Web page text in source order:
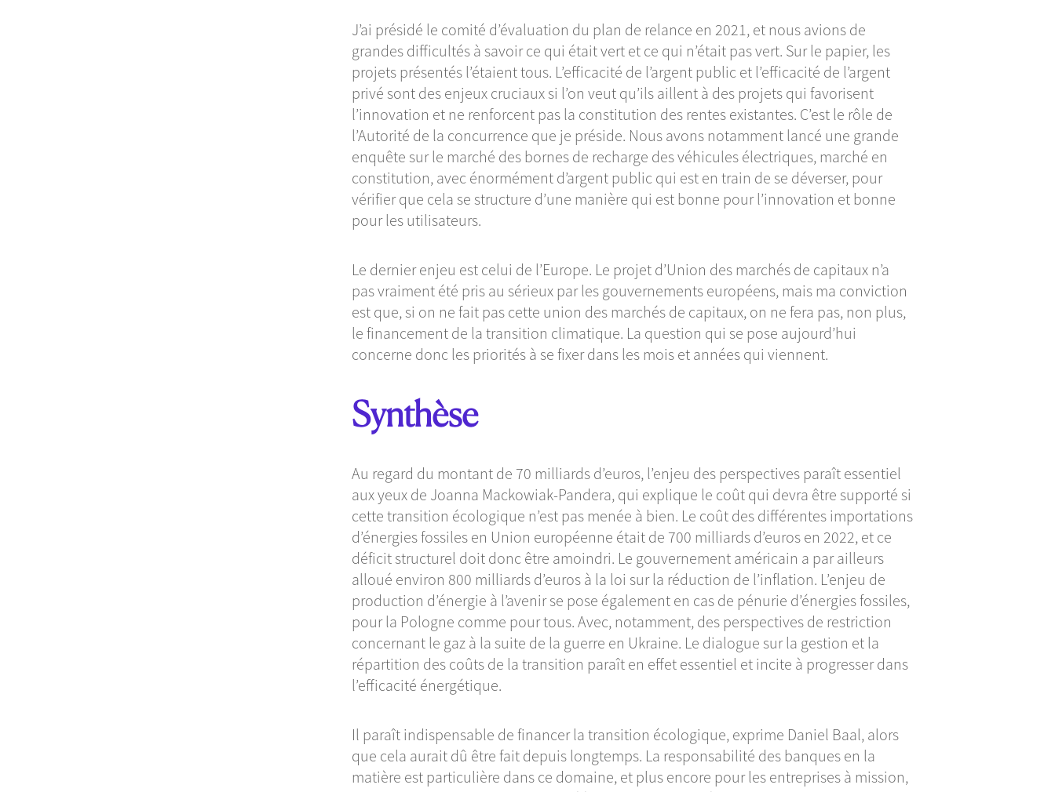
J’ai présidé le comité d’évaluation du plan de relance en 2021, et nous avions de
grandes difficultés à savoir ce qui était vert et ce qui n’était pas vert. Sur le papier, les
projets présentés l’étaient tous. L’efficacité de l’argent public et l’efficacité de l’argent
privé sont des enjeux cruciaux si l’on veut qu’ils aillent à des projets qui favorisent
l’innovation et ne renforcent pas la constitution des rentes existantes. C’est le rôle de
l’Autorité de la concurrence que je préside. Nous avons notamment lancé une grande
enquête sur le marché des bornes de recharge des véhicules électriques, marché en
constitution, avec énormément d’argent public qui est en train de se déverser, pour
vérifier que cela se structure d’une manière qui est bonne pour l’innovation et bonne
pour les utilisateurs.
Le dernier enjeu est celui de l’Europe. Le projet d’Union des marchés de capitaux n’a
pas vraiment été pris au sérieux par les gouvernements européens, mais ma conviction
est que, si on ne fait pas cette union des marchés de capitaux, on ne fera pas, non plus,
le financement de la transition climatique. La question qui se pose aujourd’hui
concerne donc les priorités à se fixer dans les mois et années qui viennent.
Synthèse
Au regard du montant de 70 milliards d’euros, l’enjeu des perspectives paraît essentiel
aux yeux de Joanna Mackowiak-Pandera, qui explique le coût qui devra être supporté si
cette transition écologique n’est pas menée à bien. Le coût des différentes importations
d’énergies fossiles en Union européenne était de 700 milliards d’euros en 2022, et ce
déficit structurel doit donc être amoindri. Le gouvernement américain a par ailleurs
alloué environ 800 milliards d’euros à la loi sur la réduction de l’inflation. L’enjeu de
production d’énergie à l’avenir se pose également en cas de pénurie d’énergies fossiles,
pour la Pologne comme pour tous. Avec, notamment, des perspectives de restriction
concernant le gaz à la suite de la guerre en Ukraine. Le dialogue sur la gestion et la
répartition des coûts de la transition paraît en effet essentiel et incite à progresser dans
l’efficacité énergétique.
Il paraît indispensable de financer la transition écologique, exprime Daniel Baal, alors
que cela aurait dû être fait depuis longtemps. La responsabilité des banques en la
matière est particulière dans ce domaine, et plus encore pour les entreprises à mission,